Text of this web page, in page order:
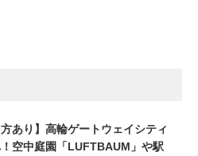
方あり】高輪ゲートウェイシティ
空中庭園「LUFTBAUM」や駅